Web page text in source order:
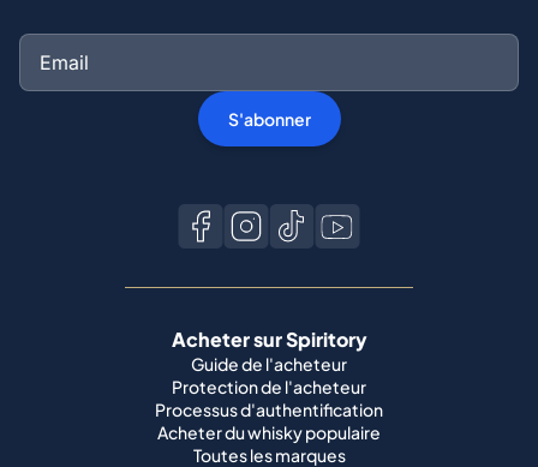
S'abonner
Acheter sur Spiritory
Guide de l'acheteur
Protection de l'acheteur
Processus d'authentification
Acheter du whisky populaire
Toutes les marques